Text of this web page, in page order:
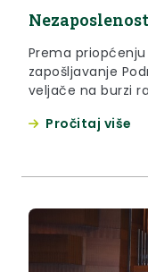
Prema
zapošljavanje
veljače na burzi
Pročitaj više